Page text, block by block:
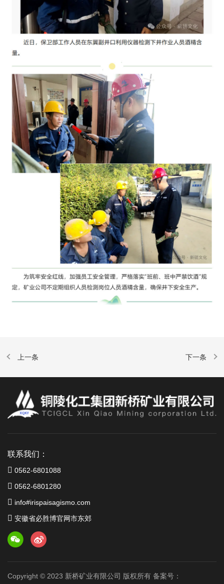
联系我们：
0562-6801088
0562-6801280
info#irispaisagismo.com
安徽省必胜博官网市东郊
Copyright © 2023 新桥矿业有限公司 版权所有 备案号：